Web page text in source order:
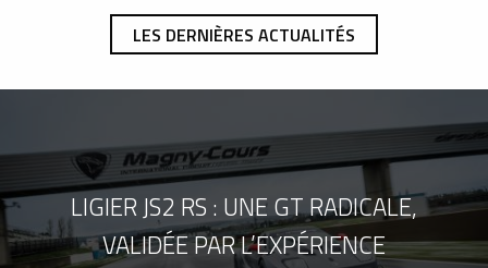
LES DERNIÈRES ACTUALITÉS
LIGIER JS2 RS : UNE GT RADICALE,
VALIDÉE PAR L’EXPÉRIENCE